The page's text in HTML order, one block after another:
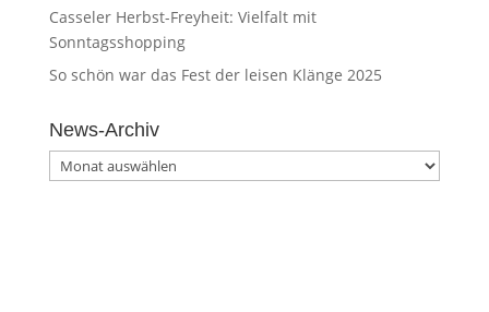
Casseler Herbst-Freyheit: Vielfalt mit
Sonntagsshopping
So schön war das Fest der leisen Klänge 2025
News-Archiv
News-
Archiv